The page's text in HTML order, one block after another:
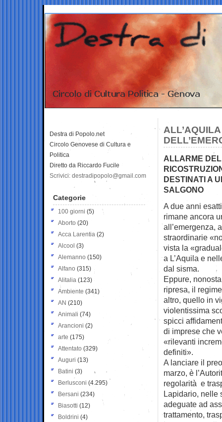
ALLARME
DESTINATI A
SALGONO
A due anni
rimane ancora
all’emergenza,
straordinarie
vista la
a L’Aquila e
dal sisma.
Eppure,
ripresa, il
altro, quello in
violentissima
spicci
di imprese che
«rilevanti
definiti».
A lanciare il
marzo, è
regolarità e
Lapidario, nelle
adeguate ad
trattamento,
Destra di Popolo.net
Circolo Genovese di Cultura e
Politica
Diretto da Riccardo Fucile
Scrivici: destradipopolo@gmail.com
Categorie
100 giorni (5)
Aborto (20)
Acca Larentia (2)
Alcool (3)
Alemanno (150)
Alfano (315)
Alitalia (123)
Ambiente (341)
AN (210)
Animali (74)
Arancioni (2)
arte (175)
Attentato (329)
Auguri (13)
Batini (3)
Berlusconi (4.295)
Bersani (234)
Biasotti (12)
Boldrini (4)